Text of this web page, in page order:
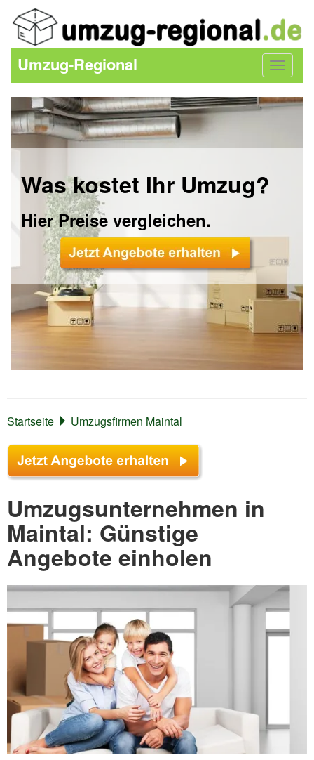
Toggle
Umzug-Regional
Was kostet Ihr Umzug?
Hier Preise vergleichen.
Startseite Umzugsfirmen Maintal
Umzugsunternehmen in
Maintal: Günstige
Angebote einholen